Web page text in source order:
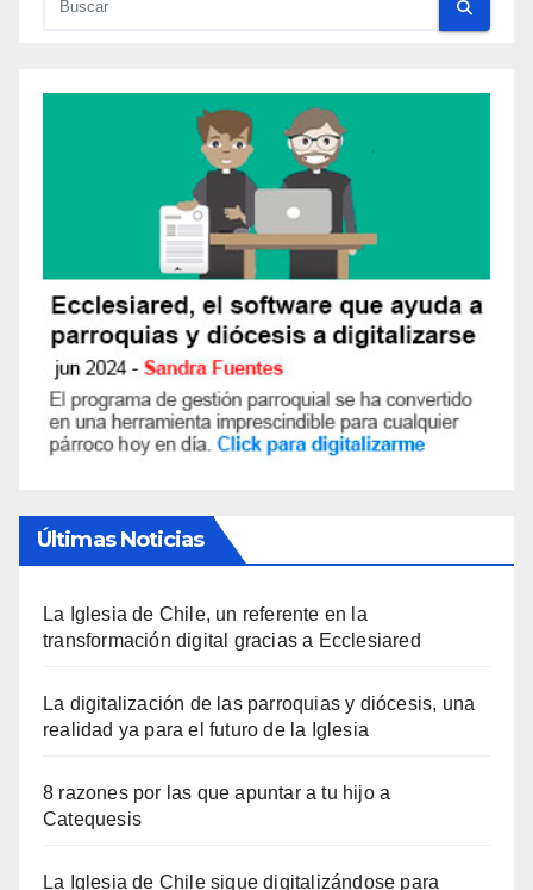
Últimas Noticias
La Iglesia de Chile, un referente en la
transformación digital gracias a Ecclesiared
La digitalización de las parroquias y diócesis, una
realidad ya para el futuro de la Iglesia
8 razones por las que apuntar a tu hijo a
Catequesis
La Iglesia de Chile sigue digitalizándose para